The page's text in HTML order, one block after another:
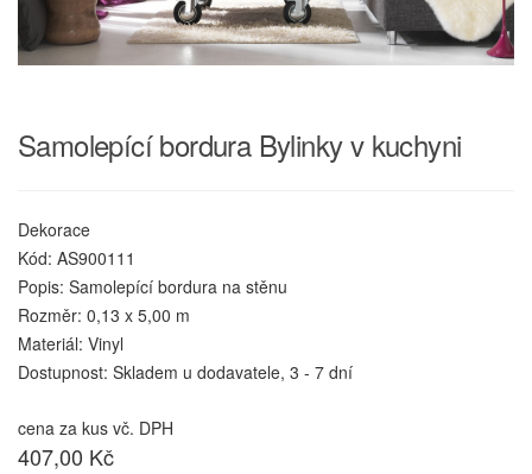
Samolepící bordura Bylinky v kuchyni
Dekorace
Kód: AS900111
Popis: Samolepící bordura na stěnu
Rozměr: 0,13 x 5,00 m
Materiál: Vinyl
Dostupnost: Skladem u dodavatele, 3 - 7 dní
cena za kus vč. DPH
407,00 Kč